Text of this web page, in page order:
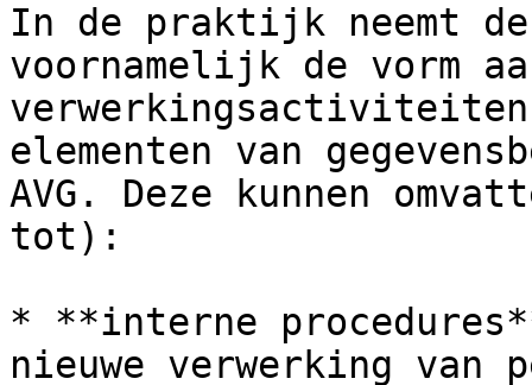
In de praktijk neemt
voornamelijk de vorm
elementen van
AVG. Deze kunnen
tot):
* **interne
nieuwe verwerking van